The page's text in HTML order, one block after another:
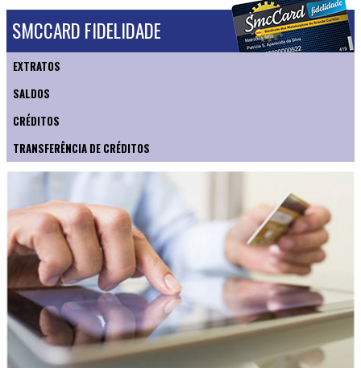
SMCCARD FIDELIDADE
EXTRATOS
SALDOS
CRÉDITOS
TRANSFERÊNCIA DE CRÉDITOS